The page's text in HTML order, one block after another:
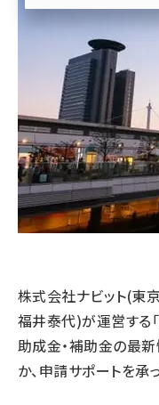
株式会社ナビット(東
福井泰代)が運営する
助成金・補助金の最
か、申請サポートを承